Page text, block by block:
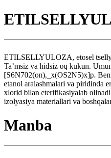
ETILSELLYULOZA, etosel
Ta’msiz va hidsiz oq kukun.
[S6N702(on),_x(OS2N5)x]p.
etanol aralashmalari va piridinda
xlorid bilan eterifikasiyalab
izolyasiya materiallari va
Manba